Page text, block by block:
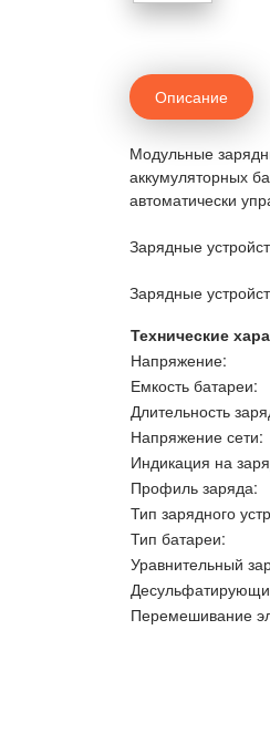
Описание
Модульные
аккумуляторных
автоматически
Зарядные
Зарядные
Технические
Напряжение:
Емкость батареи:
Длительность
Напряжение сети:
Индикация на
Профиль заряда:
Тип зарядного
Тип батареи:
Уравнительный
Перемешивание